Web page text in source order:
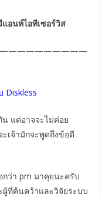
อนท์ไอทีเซอร์วิส
Diskless
แต่อาจจะไม่ค่อย
เจ้ามักจะพูดถึงข้อดี
ว่า pm มาคุยนะครับ
ผู้ที่ค้นคว้าและวิจัยระบบ